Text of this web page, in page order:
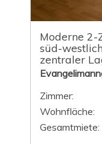
Moderne
süd-
zentraler
Zimmer:
Wohnfläche:
Gesamtmiete: